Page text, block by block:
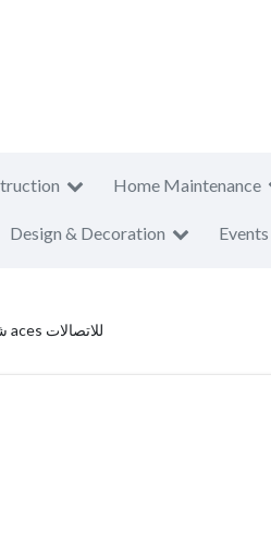
Home Maintenance
Design & Decoration
شركة aces للاتصالات